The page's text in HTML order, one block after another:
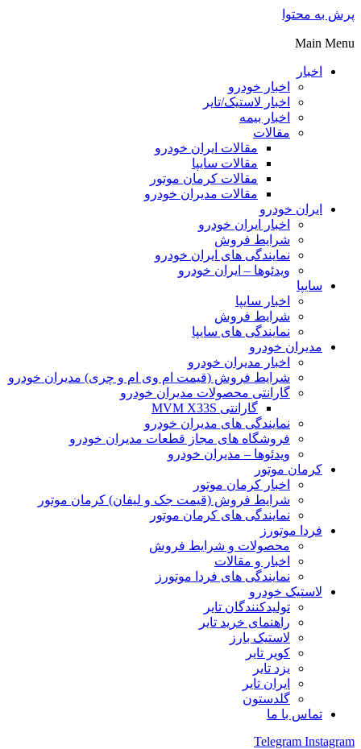
پرش به محتوا
Main Menu
اخبار
اخبار خودرو
اخبار لاستیک/تایر
اخبار بیمه
مقالات
مقالات ایران خودرو
مقالات سایپا
مقالات کرمان موتور
مقالات مدیران خودرو
ایران خودرو
اخبار ایران خودرو
شرایط فروش
نمایندگی های ایران خودرو
ویدئوها – ایران خودرو
سایپا
اخبار سایپا
شرایط فروش
نمایندگی های سایپا
مدیران خودرو
اخبار مدیران خودرو
شرایط فروش (قیمت ام وی ام و چری) مدیران خودرو
گارانتی محصولات مدیران خودرو
گارانتی MVM X33S
نمایندگی های مدیران خودرو
فروشگاه های مجاز قطعات مدیران خودرو
ویدئوها – مدیران خودرو
کرمان موتور
اخبار کرمان موتور
شرایط فروش (قیمت جک و لیفان) کرمان موتور
نمایندگی های کرمان موتور
فردا موتورز
محصولات و شرایط فروش
اخبار و مقالات
نمایندگی های فردا موتورز
لاستیک خودرو
تولیدکنندگان تایر
راهنمای خرید تایر
لاستیک بارز
کویر تایر
یزد تایر
ایران تایر
گلدستون
تماس با ما
Telegram Instagram